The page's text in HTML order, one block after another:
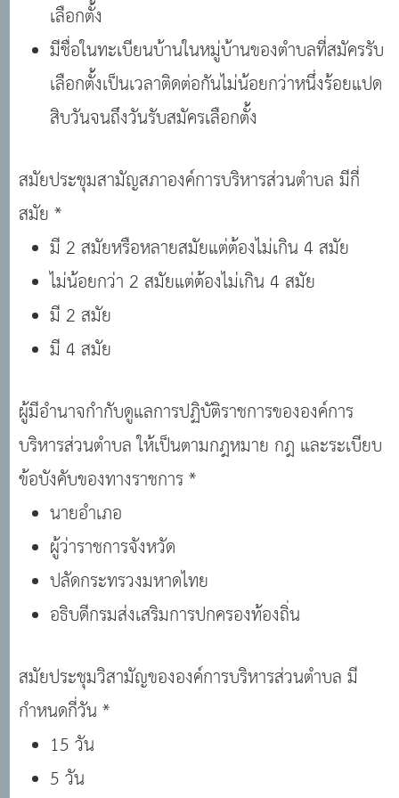
เลือกตั้ง
มีชื่อในทะเบียนบ้านในหมู่บ้านของตำบลที่สมัครรับ
เลือกตั้งเป็นเวลาติดต่อกันไม่น้อยกว่าหนึ่งร้อยแปด
สิบวันจนถึงวันรับสมัครเลือกตั้ง
สมัยประชุมสามัญสภาองค์การบริหารส่วนตำบล มีกี่
สมัย *
มี 2 สมัยหรือหลายสมัยแต่ต้องไม่เกิน 4 สมัย
ไม่น้อยกว่า 2 สมัยแต่ต้องไม่เกิน 4 สมัย
มี 2 สมัย
มี 4 สมัย
ผู้มีอำนาจกำกับดูแลการปฏิบัติราชการขององค์การ
บริหารส่วนตำบล ให้เป็นตามกฎหมาย กฎ และระเบียบ
ข้อบังคับของทางราชการ *
นายอำเภอ
ผู้ว่าราชการจังหวัด
ปลัดกระทรวงมหาดไทย
อธิบดีกรมส่งเสริมการปกครองท้องถิ่น
สมัยประชุมวิสามัญขององค์การบริหารส่วนตำบล มี
กำหนดกี่วัน *
15 วัน
5 วัน